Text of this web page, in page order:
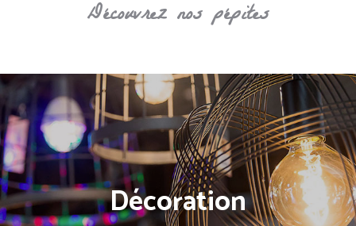
E
S
U
R
E
Découvrez nos pépites
Décoration